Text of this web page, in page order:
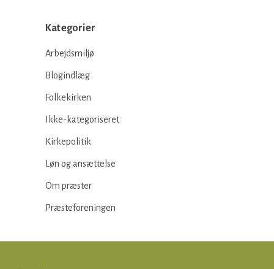
Kategorier
Arbejdsmiljø
Blogindlæg
Folkekirken
Ikke-kategoriseret
Kirkepolitik
Løn og ansættelse
Om præster
Præsteforeningen